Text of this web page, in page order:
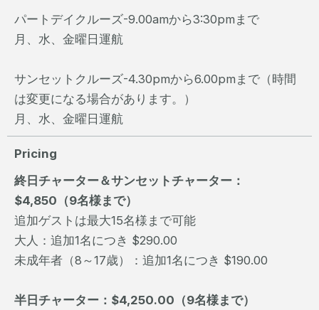
パートデイクルーズ-9.00amから3:30pmまで
月、水、金曜日運航
サンセットクルーズ-4.30pmから6.00pmまで（時間
は変更になる場合があります。）
月、水、金曜日運航
Pricing
終日チャーター＆サンセットチャーター：
$4,850（9名様まで）
追加ゲストは最大15名様まで可能
大人：追加1名につき $290.00
未成年者（8～17歳）：追加1名につき $190.00
半日チャーター：$4,250.00（9名様まで）